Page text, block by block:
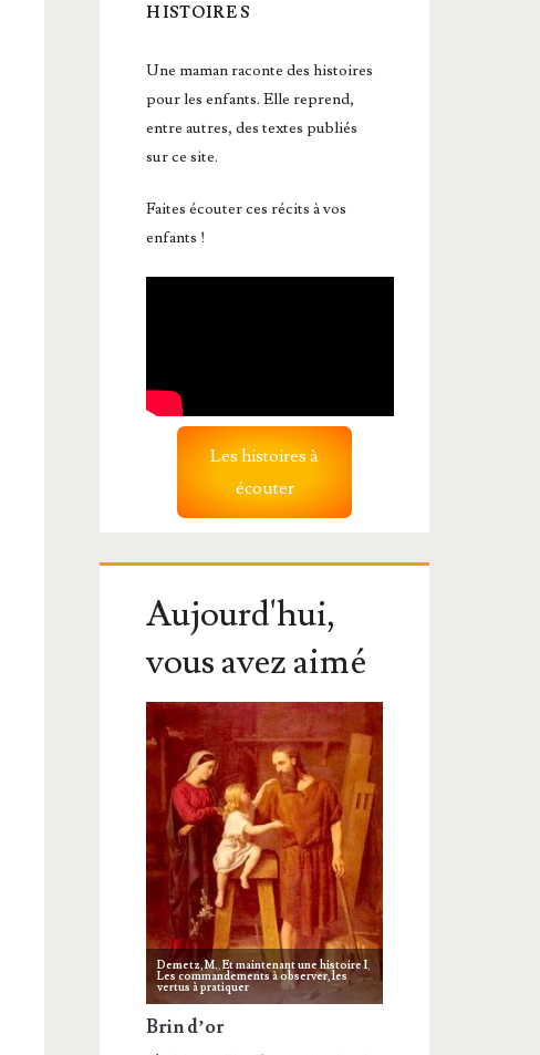
HISTOIRES
Une maman raconte des histoires
pour les enfants. Elle reprend,
entre autres, des textes publiés
sur ce site.
Faites écouter ces récits à vos
enfants !
Les histoires à
écouter
Aujourd'hui,
vous avez aimé